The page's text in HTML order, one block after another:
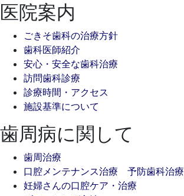
医院案内
ごきそ歯科の治療方針
歯科医師紹介
安心・安全な歯科治療
訪問歯科診療
診療時間・アクセス
施設基準について
歯周病に関して
歯周治療
口腔メンテナンス治療 予防歯科治療
妊婦さんの口腔ケア・治療